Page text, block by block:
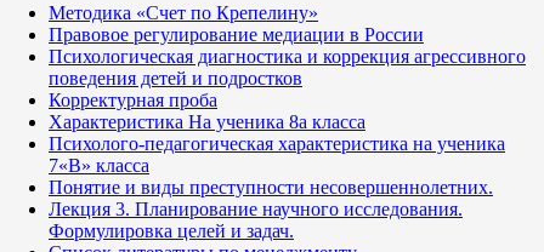
Методика «Счет по Крепелину»
Правовое регулирование медиации в России
Психологическая диагностика и коррекция агрессивного
поведения детей и подростков
Корректурная проба
Характеристика На ученика 8а класса
Психолого-педагогическая характеристика на ученика
7«В» класса
Понятие и виды преступности несовершеннолетних.
Лекция 3. Планирование научного исследования.
Формулировка целей и задач.